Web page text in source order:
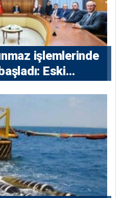
işlemlerinde
Eski